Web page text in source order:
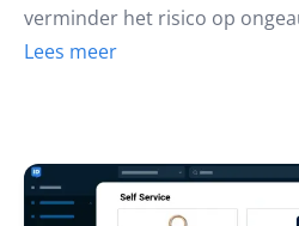
verminder het risico op
Lees meer